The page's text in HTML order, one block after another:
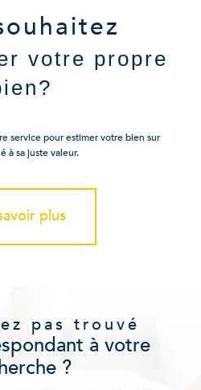
votre propre
service pour estimer votre bien sur
à sa juste valeur.
plus
pas trouvé
à votre
?